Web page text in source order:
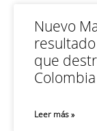
Nuevo
que
Colombia
Leer más »